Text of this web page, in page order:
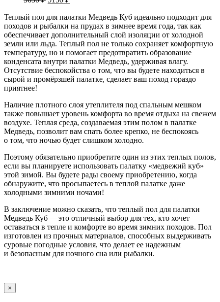
составляла
5650 ₽.
5150 ₽.
Теплый пол для палатки Медведь Куб идеально подходит для
походов и рыбалки на прудах в зимнее время года, так как
обеспечивает дополнительный слой изоляции от холодной
земли или льда. Теплый пол не только сохраняет комфортную
температуру, но и помогает предотвратить образование
конденсата внутри палатки Медведь, удерживая влагу.
Отсутствие беспокойства о том, что вы будете находиться в
сырой и промёрзшей палатке, сделает ваш поход гораздо
приятнее!
Наличие плотного слоя утеплителя под спальным мешком
также повышает уровень комфорта во время отдыха на свежем
воздухе. Теплая среда, создаваемая этим полом в палатке
Медведь, позволит вам спать более крепко, не беспокоясь
о том, что ночью будет слишком холодно.
Поэтому обязательно приобретите один из этих теплых полов,
если вы планируете использовать палатку «медвежий куб»
этой зимой. Вы будете рады своему приобретению, когда
обнаружите, что просыпаетесь в теплой палатке даже
холодными зимними ночами!
В заключение можно сказать, что теплый пол для палатки
Медведь Куб — это отличный выбор для тех, кто хочет
оставаться в тепле и комфорте во время зимних походов. Пол
изготовлен из прочных материалов, способных выдерживать
суровые погодные условия, что делает ее надежным
и безопасным для ночного сна или рыбалки.
Close
product
×